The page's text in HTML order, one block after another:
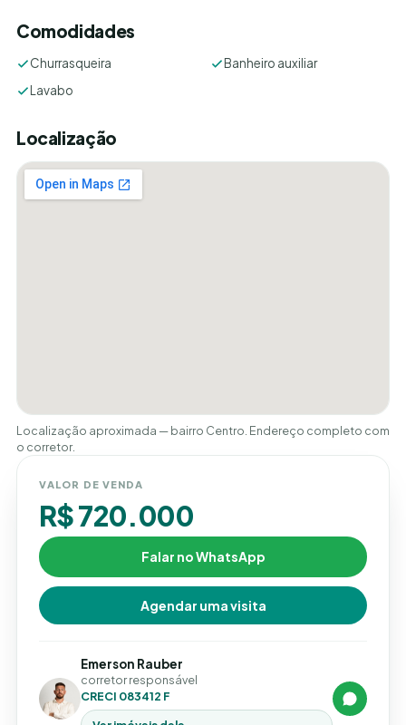
Comodidades
Churrasqueira
Banheiro auxiliar
Lavabo
Localização
Localização aproximada — bairro Centro. Endereço completo com
o corretor.
VALOR DE VENDA
R$ 720.000
Falar no WhatsApp
Agendar uma visita
Emerson Rauber
corretor responsável
CRECI 083412 F